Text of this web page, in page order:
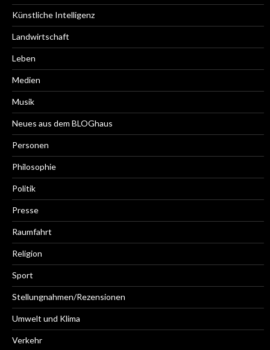
Künstliche Intelligenz
Landwirtschaft
Leben
Medien
Musik
Neues aus dem BLOGhaus
Personen
Philosophie
Politik
Presse
Raumfahrt
Religion
Sport
Stellungnahmen/Rezensionen
Umwelt und Klima
Verkehr